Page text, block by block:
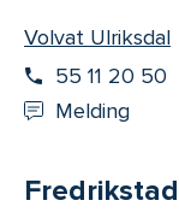
Volvat Ulriksdal
55 11 20 50
Melding
Fredrikstad